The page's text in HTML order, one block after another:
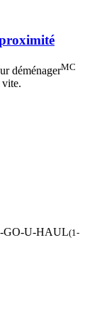
déménagerMC
vite.
GO-U-HAUL(1-